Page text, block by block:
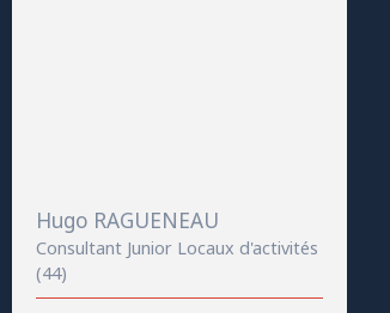
Hugo RAGUENEAU
Consultant Junior Locaux d'activités
(44)